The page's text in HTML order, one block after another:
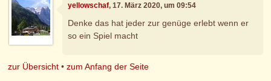
yellowschaf, 17. März 2020, um 09:54
Denke das hat jeder zur genüge erlebt wenn er
so ein Spiel macht
zur Übersicht •zum Anfang der Seite